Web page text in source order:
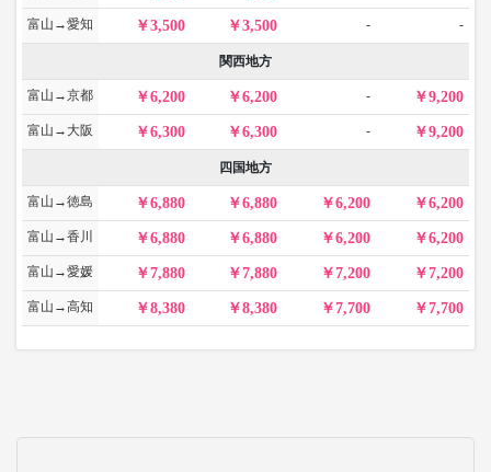
富山→愛知 3,500 3,500 - -
関西地方
富山→京都 6,200 6,200 - 9,200
富山→大阪 6,300 6,300 - 9,200
四国地方
富山→徳島 6,880 6,880 6,200 6,200
富山→香川 6,880 6,880 6,200 6,200
富山→愛媛 7,880 7,880 7,200 7,200
富山→高知 8,380 8,380 7,700 7,700